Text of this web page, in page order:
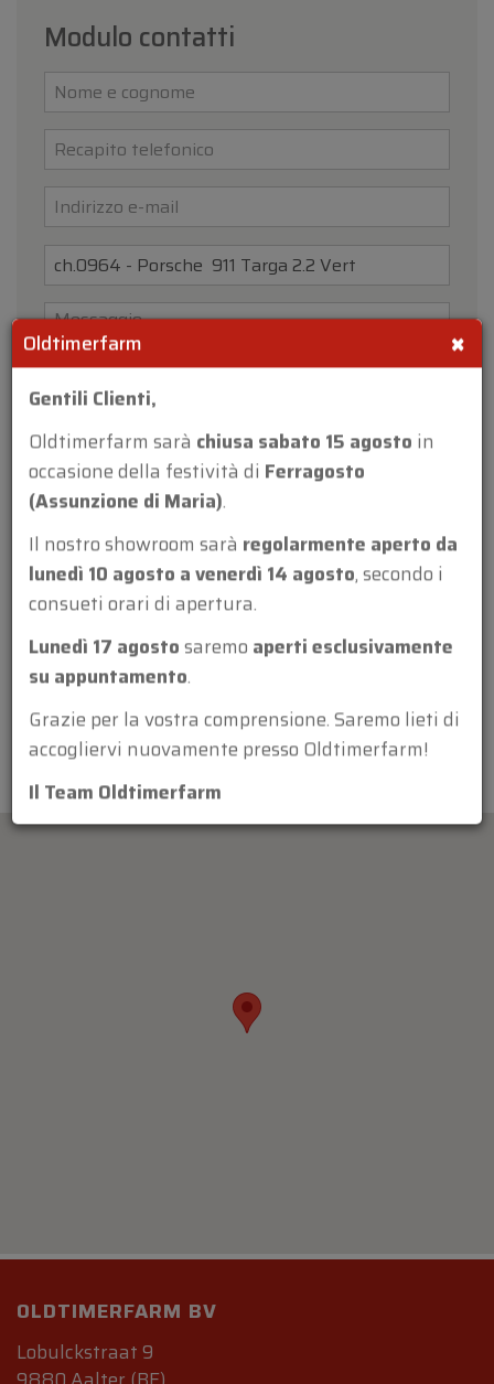
Modulo contatti
Allegato:
OLDTIMERFARM BV
Lobulckstraat 9
×
Oldtimerfarm
Gentili Clienti,
Oldtimerfarm saràchiusa sabato 15 agosto
occasione della festività di
(Assunzione di Maria).
Il nostro showroom saràregolarmente aperto da
lunedì 10 agosto a venerdì 14 agosto
consueti orari di apertura.
Lunedì 17 agostosaremo
su appuntamento.
Grazie per la vostra comprensione. Saremo lieti di
accogliervi nuovamente presso Oldtimerfarm!
Il Team Oldtimerfarm